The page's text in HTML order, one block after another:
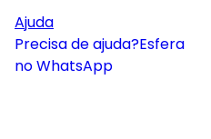
Ajuda
Precisa de ajuda?Esfera
no WhatsApp